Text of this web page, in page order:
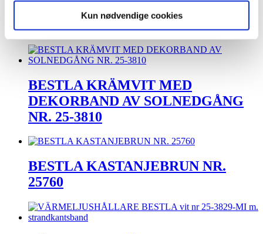
Kun nødvendige cookies
BESTLA BRUN med dekorativt
blomband Nr. 25766
BESTLA KRÄMVIT MED
DEKORBAND AV SOLNEDGÅNG
NR. 25-3810
BESTLA KASTANJEBRUN NR.
25760